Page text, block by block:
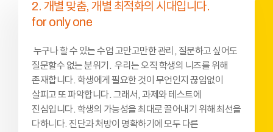
2. 개별 맞춤, 개별 최적화의 시대입니다. ​
for only one​
누구나 할 수 있는 수업 고만고만한 관리, 질문하고 싶어도
질문할수 없는 분위기. 우리는 오직 학생의 니즈를 위해
존재합니다. 학생에게 필요한 것이 무언인지 끊임없이
살피고 또 파악합니다. 그래서, 과제와 테스트에
진심입니다. 학생의 가능성을 최대로 끌어내기 위해 최선을
다하니다. 진단과 처방이 명확하기에 모두 다른